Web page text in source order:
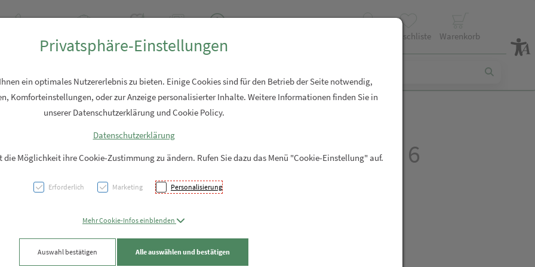
Wunschliste Warenkorb
Bioflora Lab Probio 6
Kapseln 60 ST
29,91 EUR
Privatsphäre-Einstellungen
ein optimales Nutzererlebnis zu bieten. Einige Cookies sind für den Betrieb der Seite notwendig,
Komforteinstellungen, oder zur Anzeige personalisierter Inhalte. Weitere Informationen finden Sie in
unserer Datenschutzerklärung und Cookie Policy.
Datenschutzerklärung
die Möglichkeit ihre Cookie-Zustimmung zu ändern. Rufen Sie dazu das Menü "Cookie-Einstellung" auf.
Erforderlich Marketing Personalisierung
Mehr Cookie-Infos einblenden
Auswahl bestätigen Alle auswählen und bestätigen